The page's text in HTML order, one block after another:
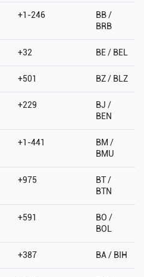
+1-246
BB /
BRB
+32 BE / BEL
+501 BZ / BLZ
+229
BJ /
BEN
+1-441
BM /
BMU
+975
BT /
BTN
+591
BO /
BOL
+387 BA / BIH